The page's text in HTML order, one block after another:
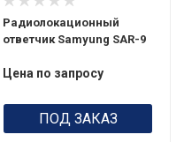
Радиолокационный
ответчик Samyung SAR-9
Цена по запросу
ПОД ЗАКАЗ